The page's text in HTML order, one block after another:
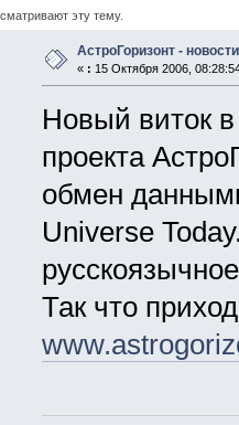
эту тему.
АстроГоризонт -
« : 15 Октября 2006,
Новый виток
проекта
обмен
Universe
Так что